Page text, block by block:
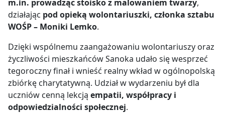
m.in. prowadząc stoisko z malowaniem twarzy,
działając pod opieką wolontariuszki, członka sztabu
WOŚP – Moniki Lemko.
Dzięki wspólnemu zaangażowaniu wolontariuszy oraz
życzliwości mieszkańców Sanoka udało się wesprzeć
tegoroczny finał i wnieść realny wkład w ogólnopolską
zbiórkę charytatywną. Udział w wydarzeniu był dla
uczniów cenną lekcją empatii, współpracy i
odpowiedzialności społecznej.